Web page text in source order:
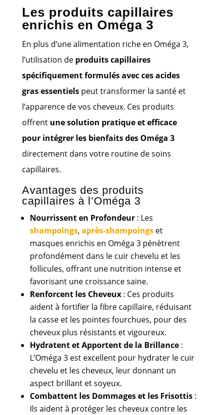
Les produits capillaires
enrichis en Oméga 3
En plus d’une alimentation riche en Oméga 3,
l’utilisation deproduits capillaires
spécifiquement formulés avec ces acides
gras essentielspeut transformer la santé et
l’apparence de vos cheveux. Ces produits
offrent une solution pratique et efficace
pour intégrer les bienfaits des Oméga 3
directement dans votre routine de soins
capillaires.
Avantages des produits
capillaires à l’Oméga 3
Nourrissent en Profondeur: Les
shampoings, après-shampoingset
masques enrichis en Oméga 3 pénètrent
profondément dans le cuir chevelu et les
follicules, offrant une nutrition intense et
favorisant une croissance saine.
Renforcent les Cheveux: Ces produits
aident à fortifier la fibre capillaire, réduisant
la casse et les pointes fourchues, pour des
cheveux plus résistants et vigoureux.
Hydratent et Apportent de la Brillance:
L’Oméga 3 est excellent pour hydrater le cuir
chevelu et les cheveux, leur donnant un
aspect brillant et soyeux.
Combattent les Dommages et les Frisottis:
Ils aident à protéger les cheveux contre les